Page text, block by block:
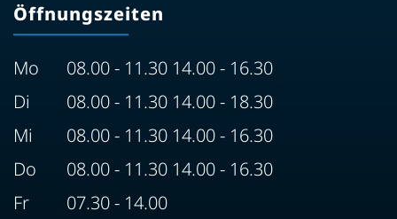
Öffnungszeiten
Mo
08.00 - 11.30 14.00 - 16.30
Di
08.00 - 11.30 14.00 - 18.30
Mi
08.00 - 11.30 14.00 - 16.30
Do
08.00 - 11.30 14.00 - 16.30
Fr
07.30 - 14.00